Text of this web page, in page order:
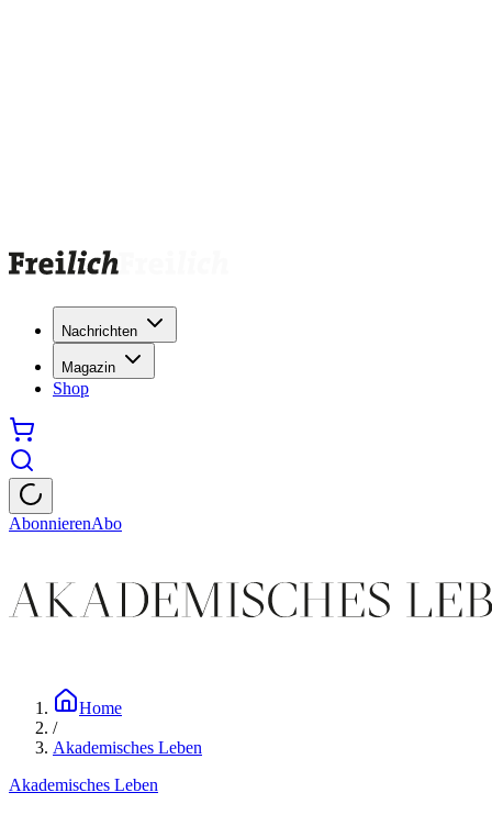
Nachrichten
Magazin
Shop
AbonnierenAbo
Home
/
Akademisches Leben
Akademisches Leben